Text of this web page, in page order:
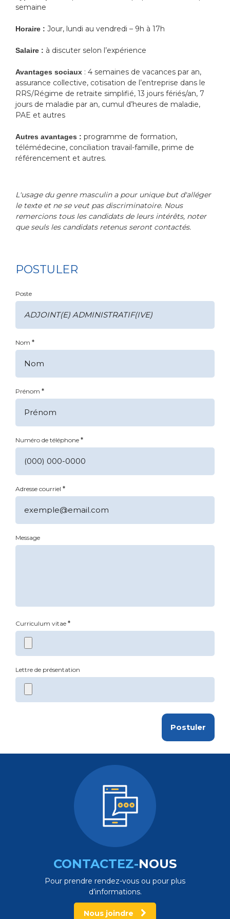
semaine
Horaire : Jour, lundi au vendredi – 9h à 17h
Salaire : à discuter selon l’expérience
Avantages sociaux : 4 semaines de vacances par an,
assurance collective, cotisation de l’entreprise dans le
RRS/Régime de retraite simplifié, 13 jours fériés/an, 7
jours de maladie par an, cumul d’heures de maladie,
PAE et autres
Autres avantages : programme de formation,
télémédecine, conciliation travail-famille, prime de
référencement et autres.
L'usage du genre masculin a pour unique but d'alléger
le texte et ne se veut pas discriminatoire. Nous
remercions tous les candidats de leurs intérêts, noter
que seuls les candidats retenus seront contactés.
POSTULER
Poste
Nom *
Prénom *
Numéro de téléphone *
Adresse courriel *
Message
Curriculum vitae *
Lettre de présentation
CONTACTEZ-NOUS
Pour prendre rendez-vous ou pour plus
d’informations.
Nous joindre